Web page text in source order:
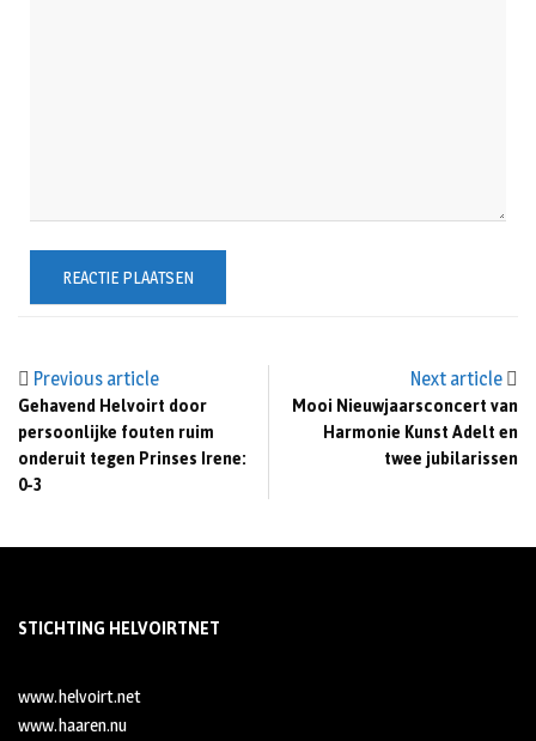
Previous article
Gehavend Helvoirt door
persoonlijke fouten ruim
onderuit tegen Prinses Irene:
0-3
Next article
Mooi Nieuwjaarsconcert van
Harmonie Kunst Adelt en
twee jubilarissen
STICHTING HELVOIRTNET
www.helvoirt.net
www.haaren.nu